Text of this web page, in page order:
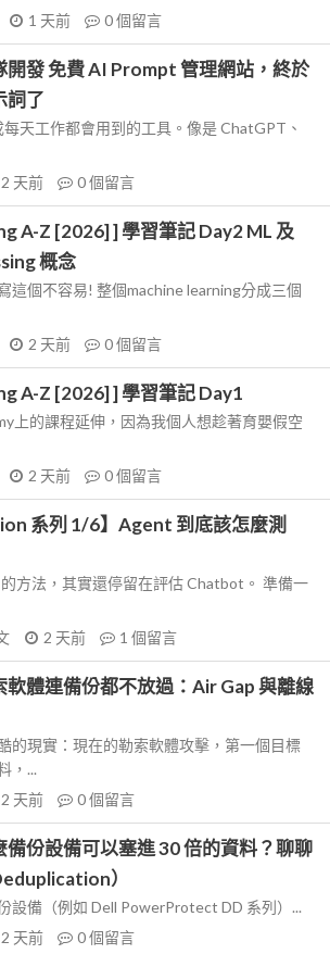
1 天前 0個留言
開發 免費 AI Prompt 管理網站，終於
詞了
天工作都會用到的工具。像是 ChatGPT、
2 天前 0個留言
A-Z [2026] ] 學習筆記 Day2 ML 及
概念
這個不容易! 整個machine learning分成三個
2 天前 0個留言
A-Z [2026] ] 學習筆記 Day1
上的課程延伸，因為我個人想趁著育嬰假空
2 天前 0個留言
系列 1/6】Agent 到底該怎麼測
方法，其實還停留在評估 Chatbot。 準備一
2 天前 1 個留言
軟體連備份都不放過：Air Gap 與離線
的現實：現在的勒索軟體攻擊，第一個目標
，...
2 天前 0個留言
份設備可以塞進 30 倍的資料？聊聊
）
設備（例如 Dell PowerProtect DD 系列）...
2 天前 0個留言